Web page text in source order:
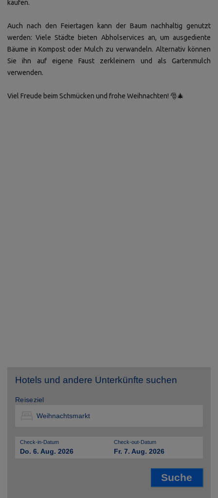
kaufen.
Auch nach den Feiertagen kann der Baum nachhaltig genutzt
werden: Viele Städte bieten Abholservices an, um ausgediente
Bäume in Kompost oder Mulch zu verwandeln. Alternativ können
Sie ihn auf eigene Faust zerkleinern und als Gartenmulch
verwenden.
Viel Freude beim Schmücken und frohe Weihnachten! 🎅🎄
Hotels und andere Unterkünfte suchen
Reiseziel
Check-in-Datum
Do. 6. Aug. 2026
Check-out-Datum
Fr. 7. Aug. 2026